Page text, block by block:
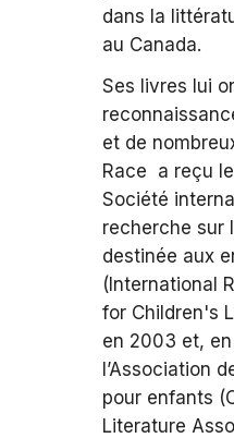
dans la
au Canada.
Ses livres lui
et de
Race a reçu
Société
recherche sur
destinée aux
(International
for Children's
en 2003 et,
l’Association
pour enfants
Literature